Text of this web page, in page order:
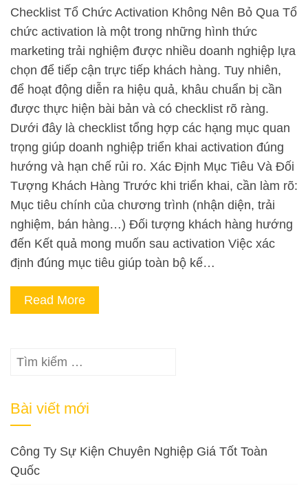
Checklist Tổ Chức Activation Không Nên Bỏ Qua Tổ
chức activation là một trong những hình thức
marketing trải nghiệm được nhiều doanh nghiệp lựa
chọn để tiếp cận trực tiếp khách hàng. Tuy nhiên,
để hoạt động diễn ra hiệu quả, khâu chuẩn bị cần
được thực hiện bài bản và có checklist rõ ràng.
Dưới đây là checklist tổng hợp các hạng mục quan
trọng giúp doanh nghiệp triển khai activation đúng
hướng và hạn chế rủi ro. Xác Định Mục Tiêu Và Đối
Tượng Khách Hàng Trước khi triển khai, cần làm rõ:
Mục tiêu chính của chương trình (nhận diện, trải
nghiệm, bán hàng…) Đối tượng khách hàng hướng
đến Kết quả mong muốn sau activation Việc xác
định đúng mục tiêu giúp toàn bộ kế…
Read More
Tìm
Bài viết mới
Công Ty Sự Kiện Chuyên Nghiệp Giá Tốt Toàn
Quốc